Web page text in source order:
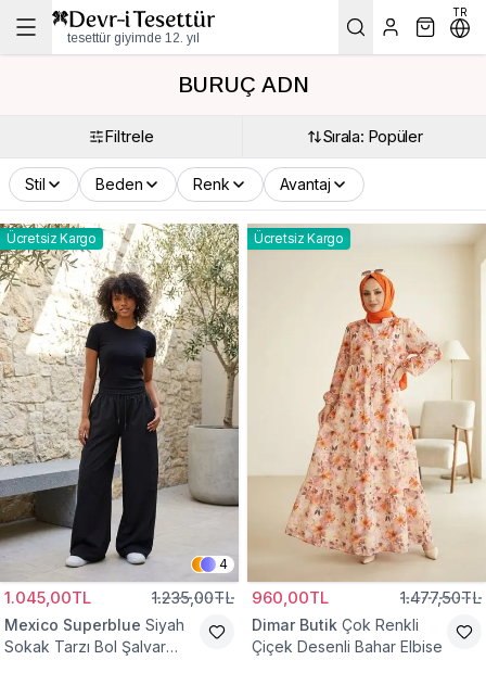
tesettür giyimde 12. yıl
TR
BURUÇ ADN
Filtrele Sırala: Popüler
Stil Beden Renk Avantaj
Ücretsiz Kargo
4
1.045,00TL 1.235,00TL
Mexico Superblue Siyah
Sokak Tarzı Bol Şalvar
Ücretsiz Kargo
960,00TL 1.477,50TL
Dimar Butik Çok Renkli
Çiçek Desenli Bahar Elbise